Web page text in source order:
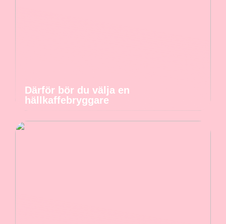
Därför bör du välja en
hällkaffebryggare